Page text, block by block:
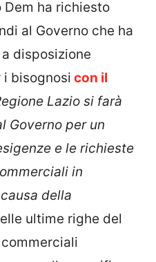
ha richiesto
al Governo che ha
disposizione
bisognosi con il
Lazio si farà
Governo per un
e le richieste
in
della
ultime righe del